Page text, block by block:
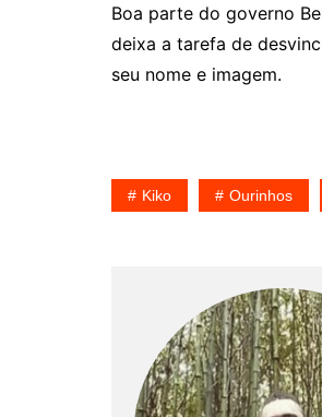
Boa parte do governo
deixa a tarefa de
seu nome e imagem.
Kiko Ourinhos